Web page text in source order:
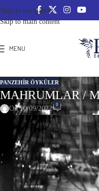
Skip to navigation
Skip to main content
MENU
PANZEHIR ÖYKÜLER
MAHRUMLAR /
On 10/09/2022 0